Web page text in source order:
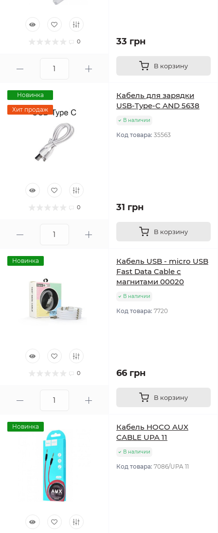
0 33 грн
В корзину
Новинка
Хит продаж
0
Кабель для зарядки
USB-Type-C AND 5638
В наличии
Код товара: 35563
31 грн
В корзину
Новинка
0
Кабель USB - micro USB
Fast Data Cable с
магнитами 00020
В наличии
Код товара: 7720
66 грн
В корзину
Новинка
Кабель HOCO AUX
CABLE UPA 11
В наличии
Код товара: 7086/UPA 11